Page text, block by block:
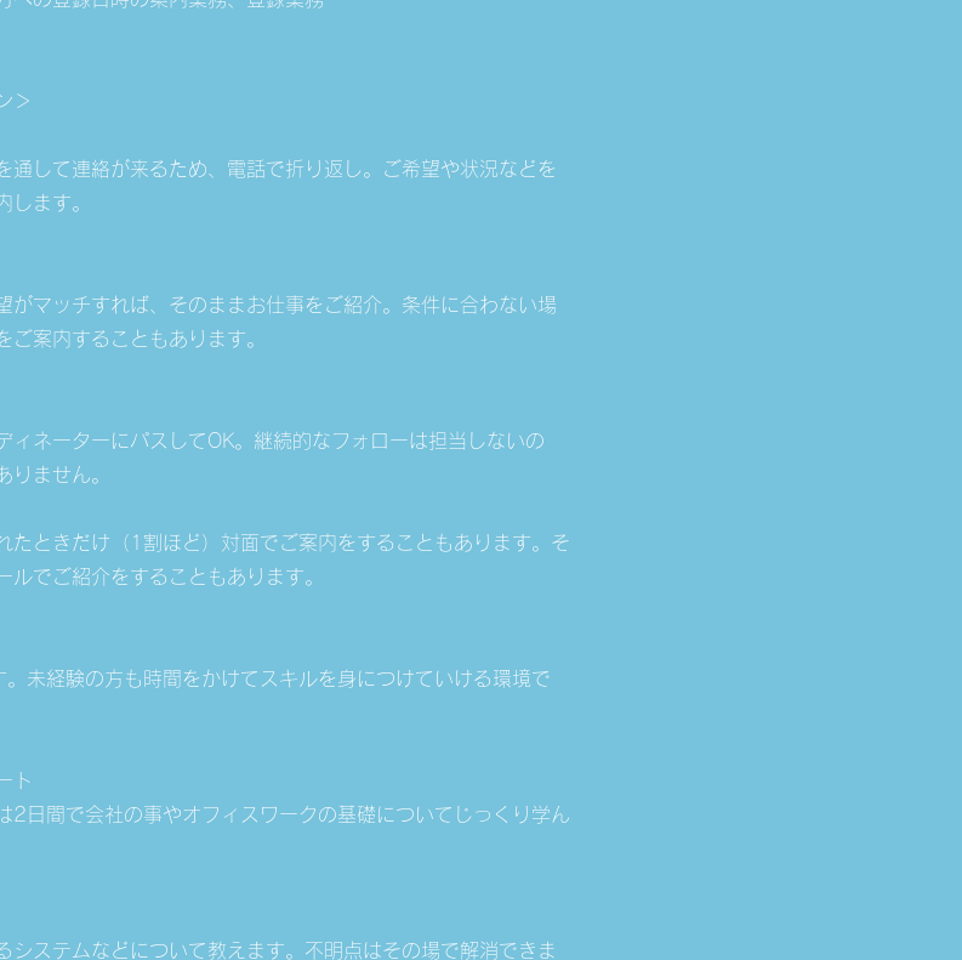
＞
通して連絡が来るため、電話で折り返し。ご希望や状況などを
します。
がマッチすれば、そのままお仕事をご紹介。条件に合わない場
案内することもあります。
ィネーターにパスしてOK。継続的なフォローは担当しないの
りません。
ときだけ（1割ほど）対面でご案内をすることもあります。そ
でご紹介をすることもあります。
未経験の方も時間をかけてスキルを身につけていける環境で
ト
2日間で会社の事やオフィスワークの基礎についてじっくり学ん
システムなどについて教えます。不明点はその場で解消できま